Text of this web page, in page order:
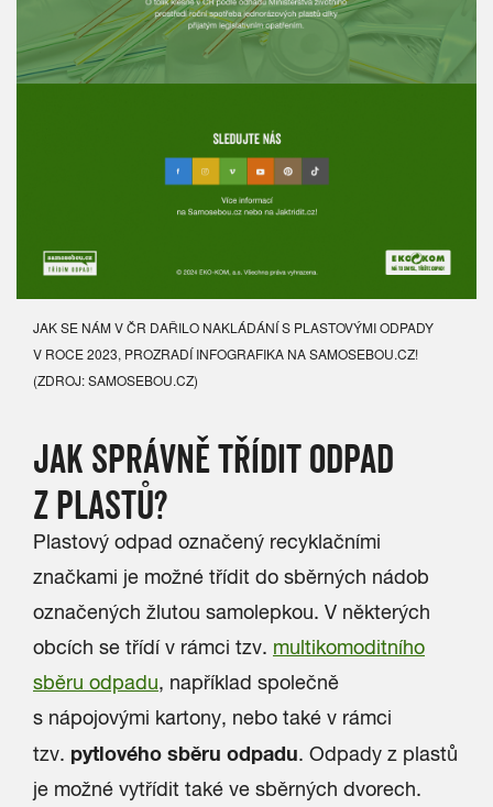
JAK SE NÁM V ČR DAŘILO NAKLÁDÁNÍ S PLASTOVÝMI ODPADY
V ROCE 2023, PROZRADÍ INFOGRAFIKA NA SAMOSEBOU.CZ!
(ZDROJ: SAMOSEBOU.CZ)
JAK SPRÁVNĚ TŘÍDIT ODPAD
Z PLASTŮ?
Plastový odpad označený recyklačními
značkami je možné třídit do sběrných nádob
označených žlutou samolepkou. V některých
obcích se třídí v rámci tzv. multikomoditního
sběru odpadu, například společně
s nápojovými kartony, nebo také v rámci
tzv. pytlového sběru odpadu. Odpady z plastů
je možné vytřídit také ve sběrných dvorech.